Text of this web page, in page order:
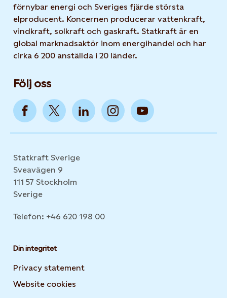
förnybar energi och Sveriges fjärde största
elproducent. Koncernen producerar vattenkraft,
vindkraft, solkraft och gaskraft. Statkraft är en
global marknadsaktör inom energihandel och har
cirka 6 200 anställda i 20 länder.
Följ oss
Statkraft Sverige
Sveavägen 9
111 57 Stockholm
Sverige
Telefon: +46 620 198 00
Din integritet
Privacy statement
Website cookies